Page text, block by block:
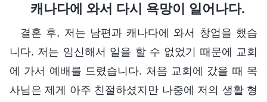
캐나다에 와서 다시 욕망이 일어나다.
결혼 후, 저는 남편과 캐나다에 와서 창업을 했습
니다. 저는 임신해서 일을 할 수 없었기 때문에 교회
에 가서 예배를 드렸습니다. 처음 교회에 갔을 때 목
사님은 제게 아주 친절하셨지만 나중에 저의 생활 형